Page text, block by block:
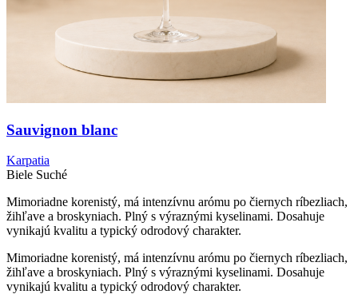
Sauvignon blanc
Karpatia
Biele Suché
Mimoriadne korenistý, má intenzívnu arómu po čiernych ríbezliach,
žihľave a broskyniach. Plný s výraznými kyselinami. Dosahuje
vynikajú kvalitu a typický odrodový charakter.
Mimoriadne korenistý, má intenzívnu arómu po čiernych ríbezliach,
žihľave a broskyniach. Plný s výraznými kyselinami. Dosahuje
vynikajú kvalitu a typický odrodový charakter.